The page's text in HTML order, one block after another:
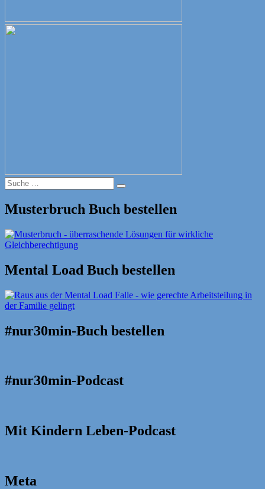
Suche
nach:
Suche
Musterbruch Buch bestellen
Mental Load Buch bestellen
#nur30min-Buch bestellen
#nur30min-Podcast
Mit Kindern Leben-Podcast
Meta